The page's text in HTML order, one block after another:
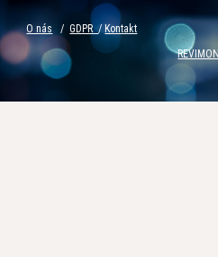
O nás /GDPR/ Kontakt